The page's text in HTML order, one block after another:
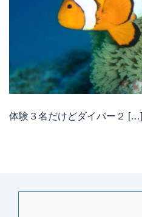
体験３名だけどダイバー２ […]